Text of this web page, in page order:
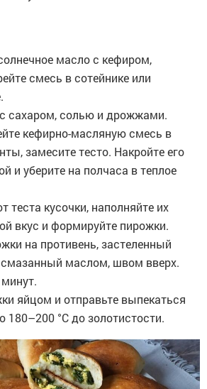
масло с кефиром,
смесь в сотейнике или
сахаром, солью и дрожжами.
кефирно-масляную смесь в
замесите тесто. Накройте его
и уберите на полчаса в теплое
теста кусочки, наполняйте их
вкус и формируйте пирожки.
на противень, застеленный
маслом, швом вверх.
яйцом и отправьте выпекаться
180–200 °С до золотистости.